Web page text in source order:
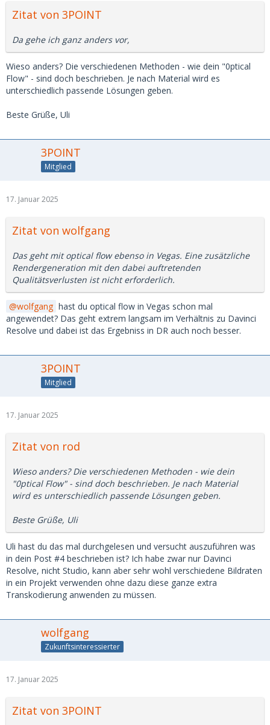
Zitat von 3POINT
Da gehe ich ganz anders vor,
Wieso anders? Die verschiedenen Methoden - wie dein "0ptical
Flow" - sind doch beschrieben. Je nach Material wird es
unterschiedlich passende Lösungen geben.
Beste Grüße, Uli
3POINT
Mitglied
17. Januar 2025
Zitat von wolfgang
Das geht mit optical flow ebenso in Vegas. Eine zusätzliche
Rendergeneration mit den dabei auftretenden
Qualitätsverlusten ist nicht erforderlich.
wolfgang hast du optical flow in Vegas schon mal
angewendet? Das geht extrem langsam im Verhältnis zu Davinci
Resolve und dabei ist das Ergebniss in DR auch noch besser.
3POINT
Mitglied
17. Januar 2025
Zitat von rod
Wieso anders? Die verschiedenen Methoden - wie dein
"0ptical Flow" - sind doch beschrieben. Je nach Material
wird es unterschiedlich passende Lösungen geben.
Beste Grüße, Uli
Uli hast du das mal durchgelesen und versucht auszuführen was
in dein Post #4 beschrieben ist? Ich habe zwar nur Davinci
Resolve, nicht Studio, kann aber sehr wohl verschiedene Bildraten
in ein Projekt verwenden ohne dazu diese ganze extra
Transkodierung anwenden zu müssen.
wolfgang
Zukunftsinteressierter
17. Januar 2025
Zitat von 3POINT